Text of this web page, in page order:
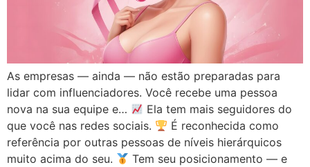
As empresas — ainda — não estão preparadas para
lidar com influenciadores. Você recebe uma pessoa
nova na sua equipe e…
Ela tem mais seguidores do
que você nas redes sociais.
É reconhecida como
referência por outras pessoas de níveis hierárquicos
muito acima do seu.
Tem seu posicionamento — e